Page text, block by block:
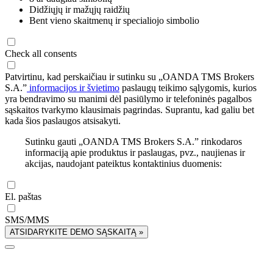
Didžiųjų ir mažųjų raidžių
Bent vieno skaitmenų ir specialiojo simbolio
Check all consents
Patvirtinu, kad perskaičiau ir sutinku su „OANDA TMS Brokers
S.A.” informacijos ir švietimo paslaugų teikimo sąlygomis, kurios
yra bendravimo su manimi dėl pasiūlymo ir telefoninės pagalbos
sąskaitos tvarkymo klausimais pagrindas. Suprantu, kad galiu bet
kada šios paslaugos atsisakyti.
Sutinku gauti „OANDA TMS Brokers S.A.” rinkodaros
informaciją apie produktus ir paslaugas, pvz., naujienas ir
akcijas, naudojant pateiktus kontaktinius duomenis:
El. paštas
SMS/MMS
ATSIDARYKITE DEMO SĄSKAITĄ »